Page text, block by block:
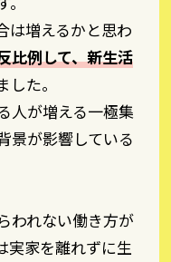
は増えるかと思わ
比例して、新生活
した。
人が増える一極集
景が影響している
われない働き方が
実家を離れずに生